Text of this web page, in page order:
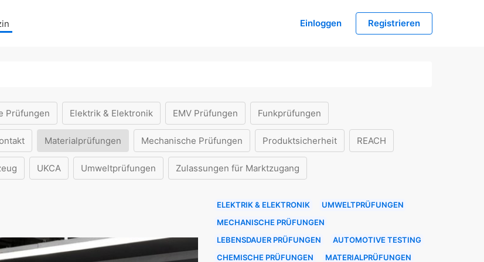
Einloggen Registrieren
Prüfungen Elektrik & Elektronik EMV Prüfungen Funkprüfungen
Materialprüfungen Mechanische Prüfungen Produktsicherheit REACH
UKCA Umweltprüfungen Zulassungen für Marktzugang
ELEKTRIK & ELEKTRONIK
UMWELTPRÜFUNGEN
MECHANISCHE PRÜFUNGEN
LEBENSDAUER PRÜFUNGEN
AUTOMOTIVE TESTING
CHEMISCHE PRÜFUNGEN
MATERIALPRÜFUNGEN